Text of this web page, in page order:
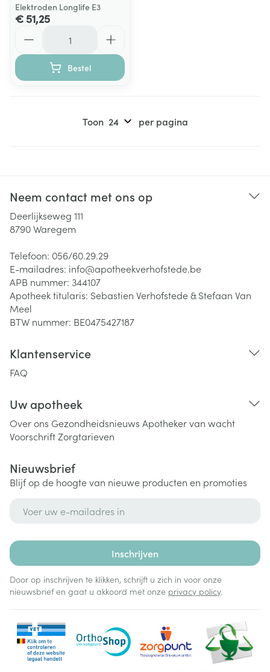
Elektroden Longlife E3
€ 51,25
Bestel
Toon per pagina
Neem contact met ons op
Deerlijkseweg 111
8790Waregem
Telefoon: 056/60.29.29
E-mailadres: info@apotheekverhofstede.be
APB nummer: 344107
Apotheek titularis: Sebastien Verhofstede & Stefaan Van
Meel
BTW nummer: BE0475427187
Klantenservice
FAQ
Uw apotheek
Over ons Gezondheidsnieuws Apotheker van wacht
VoorschriftZorgtarieven
Nieuwsbrief
Blijf op de hoogte van nieuwe producten en promoties
Inschrijven
Door op inschrijven te klikken, schrijft u zich in voor onze
nieuwsbrief en gaat u akkoord met onze privacy policy.